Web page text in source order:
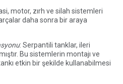
motor, zırh ve silah sistemleri
daha sonra bir araya
: Serpantili tanklar, ileri
Bu sistemlerin montajı ve
etkin bir şekilde kullanabilmesi